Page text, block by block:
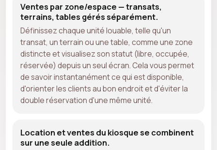
Ventes par zone/espace — transats,
terrains, tables gérés séparément.
Définissez chaque unité louable, telle qu'un
transat, un terrain ou une table, comme une zone
distincte et visualisez son statut (libre, occupée,
réservée) depuis un seul écran. Cela vous permet
de savoir instantanément ce qui est disponible,
d'orienter les clients au bon endroit et d'éviter la
double réservation d'une même unité.
Location et ventes du kiosque se combinent
sur une seule addition.